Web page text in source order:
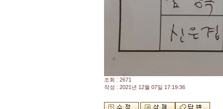
조회 : 2671
작성 : 2021년 12월 07일 17:19:36